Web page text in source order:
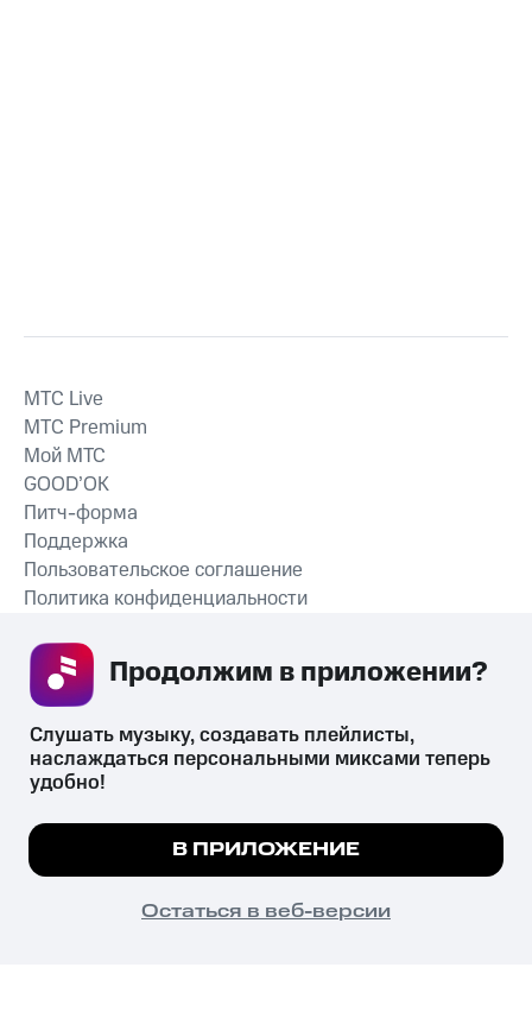
СКАЧАТЬ ПРИЛОЖЕНИЕ
MTС Live
MTС Premium
Мой МТС
GOOD’OK
Питч-форма
Поддержка
Пользовательское соглашение
Политика конфиденциальности
психотропных веществ, их аналогов причиняет вред здоровью,
их незаконный оборот запрещён и влечёт установленную
законодательством ответственность.
© 2026 ООО «КИОН».
Все права защищены
Мы используем куки, чтобы на сайте все
Подробнее
ПОНЯТНО
Слушать музыку, создавать плейлисты,
наслаждаться персональными миксами теперь
удобно!
В ПРИЛОЖЕНИЕ
Остаться в веб-версии